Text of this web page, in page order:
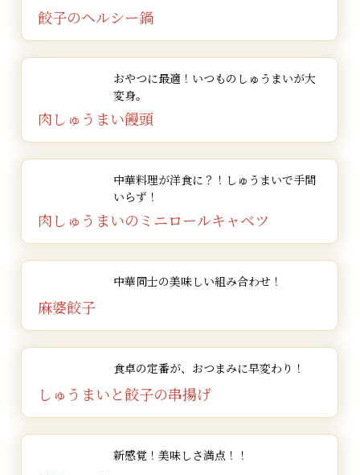
餃子のヘルシー鍋
おやつに最適！ いつものしゅうまいが大
変身。
肉しゅうまい饅頭
中華料理が洋食に？！ しゅうまいで手間
いらず！
肉しゅうまいの ミニロールキャベツ
中華同士の美味しい組み合わせ！
麻婆餃子
食卓の定番が、 おつまみに早変わり！
しゅうまいと餃子の串揚げ
新感覚！美味しさ満点！！
※揚げものは油はねにご注意してください。
※色々な種類の餃子でお楽しみいただけます。
閉じる
※色々な種類の餃子でお楽しみいただけます。
閉じる